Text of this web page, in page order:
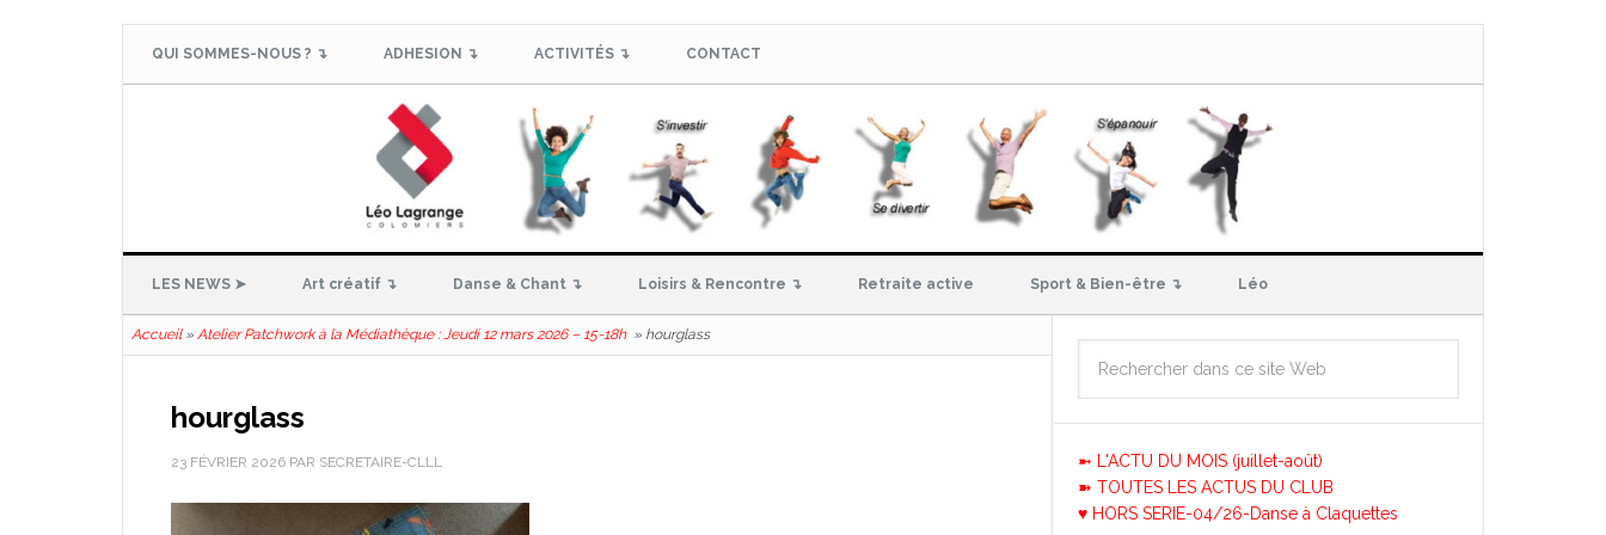
QUI SOMMES-NOUS ? ↴ ADHESION ↴ ACTIVITÉS ↴ CONTACT
LES NEWS ➤ Art créatif ↴ Danse & Chant ↴ Loisirs & Rencontre ↴ Retraite active Sport & Bien-être ↴ Léo
Accueil» Atelier Patchwork à la Médiathèque : Jeudi 12 mars 2026 – 15-18h » hourglass
hourglass
23 FÉVRIER 2026 PAR SECRETAIRE-CLLL
➼ L'ACTU DU MOIS (juillet-août)
➽ TOUTES LES ACTUS DU CLUB
♥ HORS SERIE-04/26-Danse à Claquettes